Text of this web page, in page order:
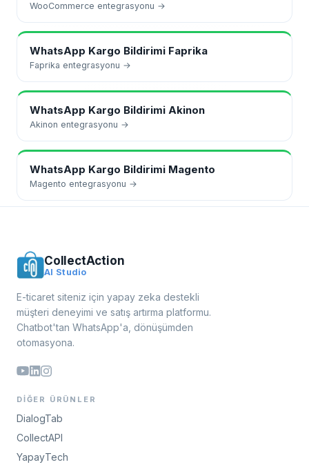
WooCommerce entegrasyonu →
WhatsApp Kargo Bildirimi Faprika
Faprika entegrasyonu →
WhatsApp Kargo Bildirimi Akinon
Akinon entegrasyonu →
WhatsApp Kargo Bildirimi Magento
Magento entegrasyonu →
CollectAction
AI Studio
E-ticaret siteniz için yapay zeka destekli
müşteri deneyimi ve satış artırma platformu.
Chatbot'tan WhatsApp'a, dönüşümden
otomasyona.
DIĞER ÜRÜNLER
DialogTab
CollectAPI
YapayTech